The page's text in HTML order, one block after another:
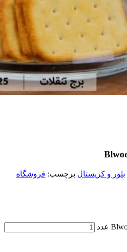
بلور و کریستال برچسب: فروشگاه